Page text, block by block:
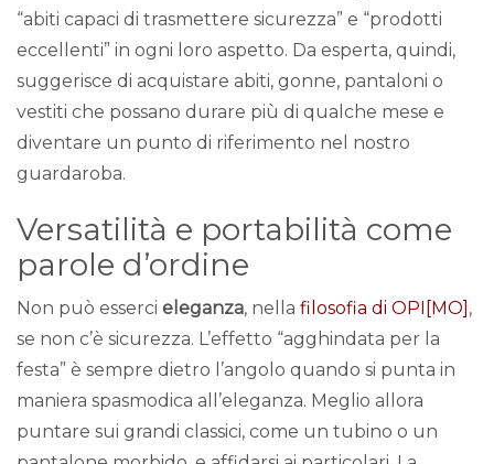
“abiti capaci di trasmettere sicurezza” e “prodotti
eccellenti” in ogni loro aspetto. Da esperta, quindi,
suggerisce di acquistare abiti, gonne, pantaloni o
vestiti che possano durare più di qualche mese e
diventare un punto di riferimento nel nostro
guardaroba.
Versatilità e portabilità come
parole d’ordine
Non può esserci eleganza, nella filosofia di OPI[MO] ,
se non c’è sicurezza. L’effetto “agghindata per la
festa” è sempre dietro l’angolo quando si punta in
maniera spasmodica all’eleganza. Meglio allora
puntare sui grandi classici, come un tubino o un